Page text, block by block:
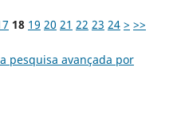
18 19 20 21 22 23 24 > >>
pesquisa avançada por